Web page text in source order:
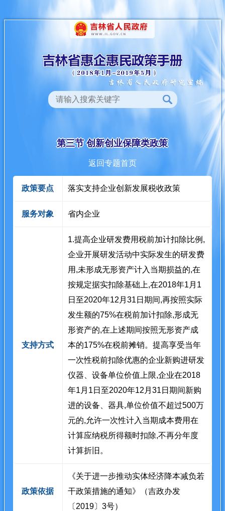
第三节 创新创业保障类政策
返回专题首页
政策要点 落实支持企业创新发展税收政策
服务对象 省内企业
支持方式
1.提高企业研发费用税前加计扣除比例,
企业开展研发活动中实际发生的研发费
用,未形成无形资产计入当期损益的,在
按规定据实扣除基础上,在2018年1月1
日至2020年12月31日期间,再按照实际
发生额的75%在税前加计扣除,形成无
形资产的,在上述期间按照无形资产成
本的175%在税前摊销。提高享受当年
一次性税前扣除优惠的企业新购进研发
仪器、设备单位价值上限,企业在2018
年1月1日至2020年12月31日期间新购
进的设备、器具,单位价值不超过500万
元的,允许一次性计入当期成本费用在
计算应纳税所得额时扣除,不再分年度
计算折旧。
政策依据
《关于进一步推动实体经济降本减负若
干政策措施的通知》（吉政办发
〔2019〕3号）